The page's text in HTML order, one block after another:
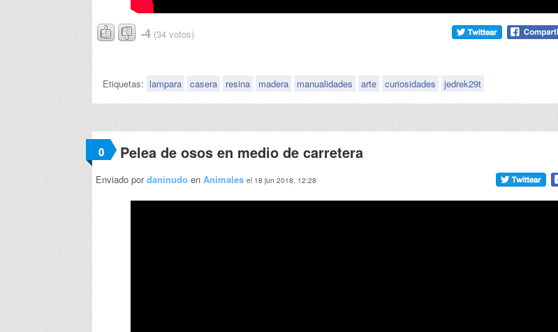
-4 (34 votos)
Etiquetas: lampara casera resina madera manualidades arte curiosidades jedrek29t
0 Pelea de osos en medio de carretera
Enviado pordaninudo en Animales el 18 jun 2018, 12:28